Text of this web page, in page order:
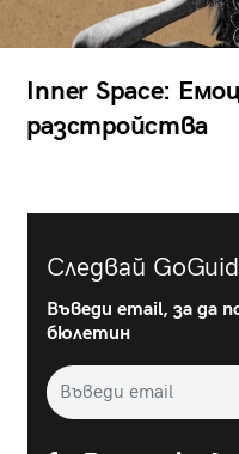
Inner Space:
разстройства
Следвай
Въведи email, за да
бюлетин